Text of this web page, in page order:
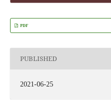
PDF
PUBLISHED
2021-06-25